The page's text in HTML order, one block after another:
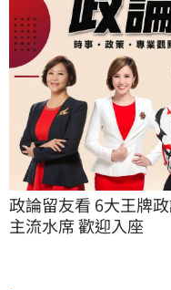
政論留友看 6大王牌
主流水席 歡迎入座